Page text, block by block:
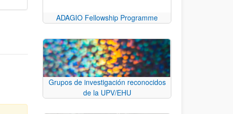
ADAGIO Fellowship Programme
Grupos de investigación reconocidos
de la UPV/EHU